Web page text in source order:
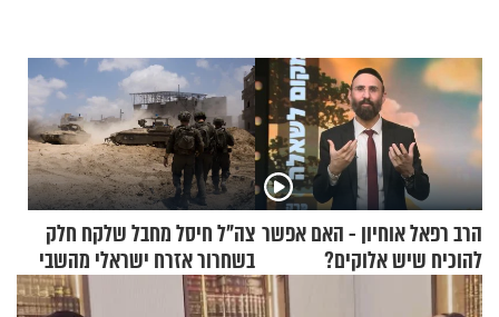
הרב רפאל אוחיון - האם אפשר
להוכיח שיש אלוקים?
צה"ל חיסל מחבל שלקח חלק
בשחרור אזרח ישראלי מהשבי